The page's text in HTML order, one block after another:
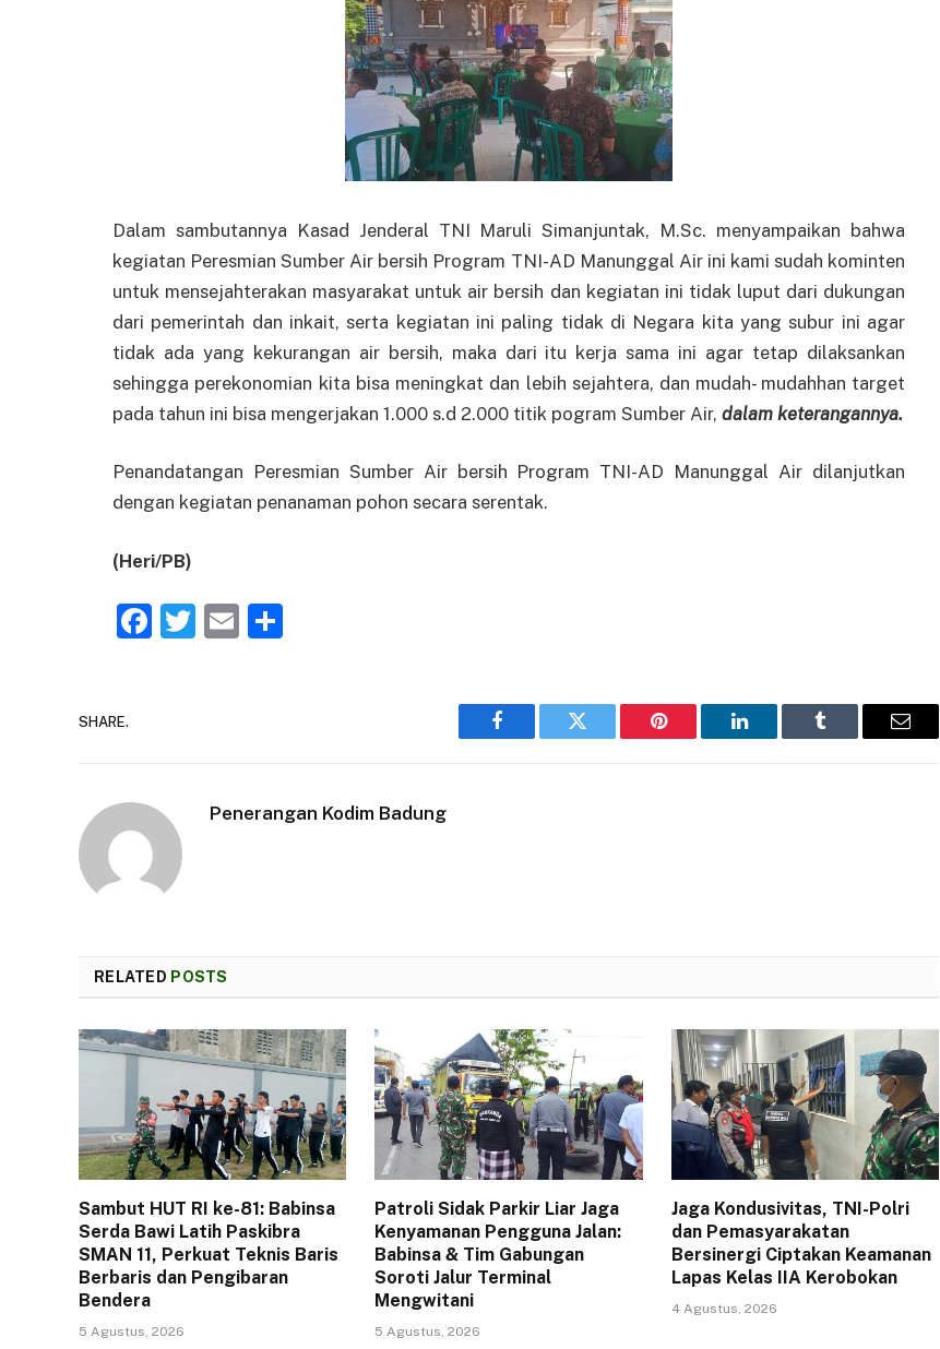
Dalam sambutannya Kasad Jenderal TNI Maruli Simanjuntak, M.Sc. menyampaikan bahwa
kegiatan Peresmian Sumber Air bersih Program TNI-AD Manunggal Air ini kami sudah kominten
untuk mensejahterakan masyarakat untuk air bersih dan kegiatan ini tidak luput dari dukungan
dari pemerintah dan inkait, serta kegiatan ini paling tidak di Negara kita yang subur ini agar
tidak ada yang kekurangan air bersih, maka dari itu kerja sama ini agar tetap dilaksankan
sehingga perekonomian kita bisa meningkat dan lebih sejahtera, dan mudah- mudahhan target
pada tahun ini bisa mengerjakan 1.000 s.d 2.000 titik pogram Sumber Air, dalam keterangannya.
Penandatangan Peresmian Sumber Air bersih Program TNI-AD Manunggal Air dilanjutkan
dengan kegiatan penanaman pohon secara serentak.
(Heri/PB)
Facebook
Twitter
Email
SHARE.
Facebook Twitter Pinterest LinkedIn Tumblr Email
Penerangan Kodim Badung
RELATED POSTS
Sambut HUT RI ke-81: Babinsa
Serda Bawi Latih Paskibra
SMAN 11, Perkuat Teknis Baris
Berbaris dan Pengibaran
Bendera
5 Agustus, 2026
Patroli Sidak Parkir Liar Jaga
Kenyamanan Pengguna Jalan:
Babinsa & Tim Gabungan
Soroti Jalur Terminal
Mengwitani
5 Agustus, 2026
Jaga Kondusivitas, TNI-Polri
dan Pemasyarakatan
Bersinergi Ciptakan Keamanan
Lapas Kelas IIA Kerobokan
4 Agustus, 2026